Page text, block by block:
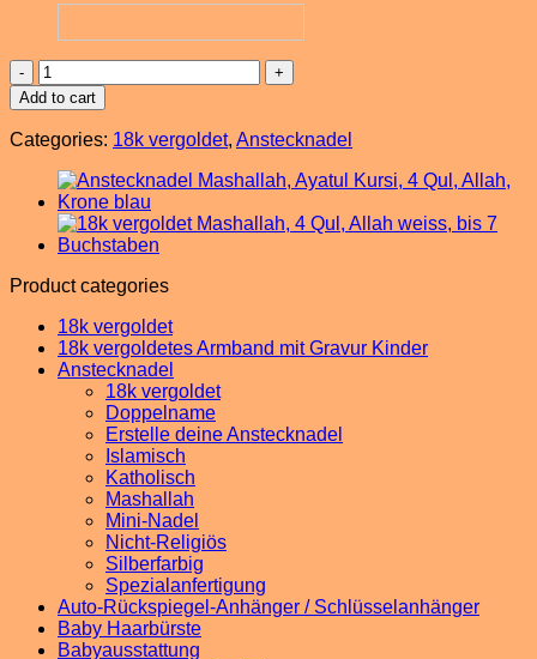
18k
vergoldet
,
Ayatul
Kursi,
Allah,
Babyfüsse,
evil
eye
quantity
Add to cart
Categories: 18k vergoldet, Anstecknadel
Product categories
18k vergoldet
18k vergoldetes Armband mit Gravur Kinder
Anstecknadel
18k vergoldet
Doppelname
Erstelle deine Anstecknadel
Islamisch
Katholisch
Mashallah
Mini-Nadel
Nicht-Religiös
Silberfarbig
Spezialanfertigung
Auto-Rückspiegel-Anhänger / Schlüsselanhänger
Baby Haarbürste
Babyausstattung